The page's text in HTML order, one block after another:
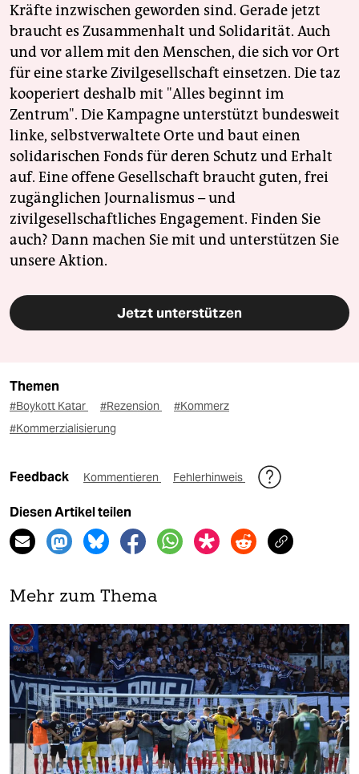
Kräfte inzwischen geworden sind. Gerade jetzt
braucht es Zusammenhalt und Solidarität. Auch
und vor allem mit den Menschen, die sich vor Ort
für eine starke Zivilgesellschaft einsetzen. Die taz
kooperiert deshalb mit "Alles beginnt im
Zentrum". Die Kampagne unterstützt bundesweit
linke, selbstverwaltete Orte und baut einen
solidarischen Fonds für deren Schutz und Erhalt
auf. Eine offene Gesellschaft braucht guten, frei
zugänglichen Journalismus – und
zivilgesellschaftliches Engagement. Finden Sie
auch? Dann machen Sie mit und unterstützen Sie
unsere Aktion.
Jetzt unterstützen
Themen
#Boykott Katar #Rezension
#Kommerz
#Kommerzialisierung
Feedback Kommentieren Fehlerhinweis
Diesen Artikel teilen
Mehr zum Thema